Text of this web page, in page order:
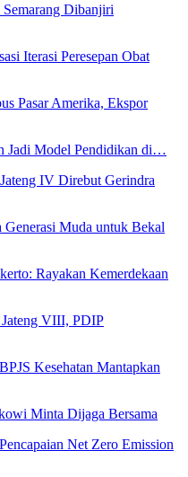
Dibanjiri
Iterasi Peresepan Obat
Pasar Amerika, Ekspor
Jadi Model Pendidikan di…
IV Direbut Gerindra
Generasi Muda untuk Bekal
Rayakan Kemerdekaan
VIII, PDIP
Kesehatan Mantapkan
Minta Dijaga Bersama
Net Zero Emission